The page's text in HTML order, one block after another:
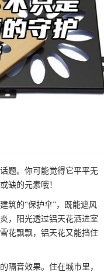
题。你可能觉得它平平无
缺的元素哦！
筑的“保护伞”，既能遮风
，阳光透过铝天花洒进室
花飘飘，铝天花又能挡住
隔音效果。住在城市里，